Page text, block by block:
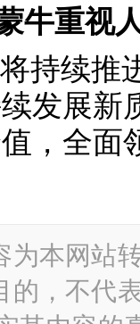
蒙牛重视
持续推
发展新
，全面
为本网站
的，不代